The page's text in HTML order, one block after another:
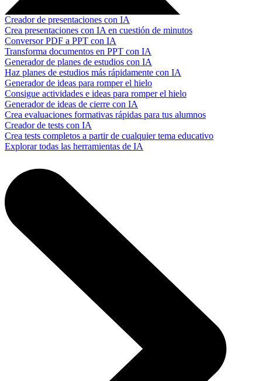
Creador de presentaciones con IA
Crea presentaciones con IA en cuestión de minutos
Conversor PDF a PPT con IA
Transforma documentos en PPT con IA
Generador de planes de estudios con IA
Haz planes de estudios más rápidamente con IA
Generador de ideas para romper el hielo
Consigue actividades e ideas para romper el hielo
Generador de ideas de cierre con IA
Crea evaluaciones formativas rápidas para tus alumnos
Creador de tests con IA
Crea tests completos a partir de cualquier tema educativo
Explorar todas las herramientas de IA